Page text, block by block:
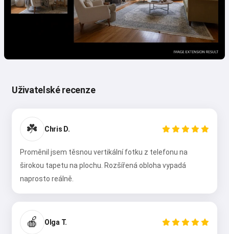
Uživatelské recenze
☘️ Chris D.
Proměnil jsem těsnou vertikální fotku z telefonu na
širokou tapetu na plochu. Rozšířená obloha vypadá
naprosto reálně.
🍎 Olga T.